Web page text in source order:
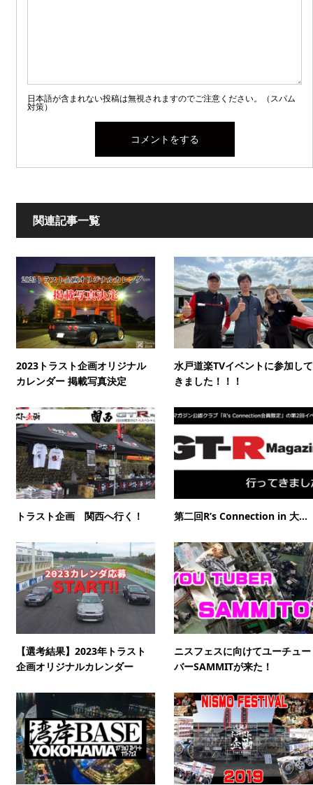
日本語が含まれない投稿は無視されますのでご注意ください。（スパム
対策）
関連記事一覧
2023トラスト企画オリジナル
カレンダー 掲載写真決定
水戸道楽TVイベントに参加して
きました！！！
トラスト企画 関西へ行く！ 第二回R’s Connection in 大...
【選考結果】2023年トラスト
企画オリジナルカレンダー
ニスフェスに向けてユーチュー
バーSAMMITが来た！